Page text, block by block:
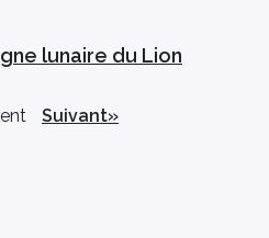
lunaire du Lion
Suivant»